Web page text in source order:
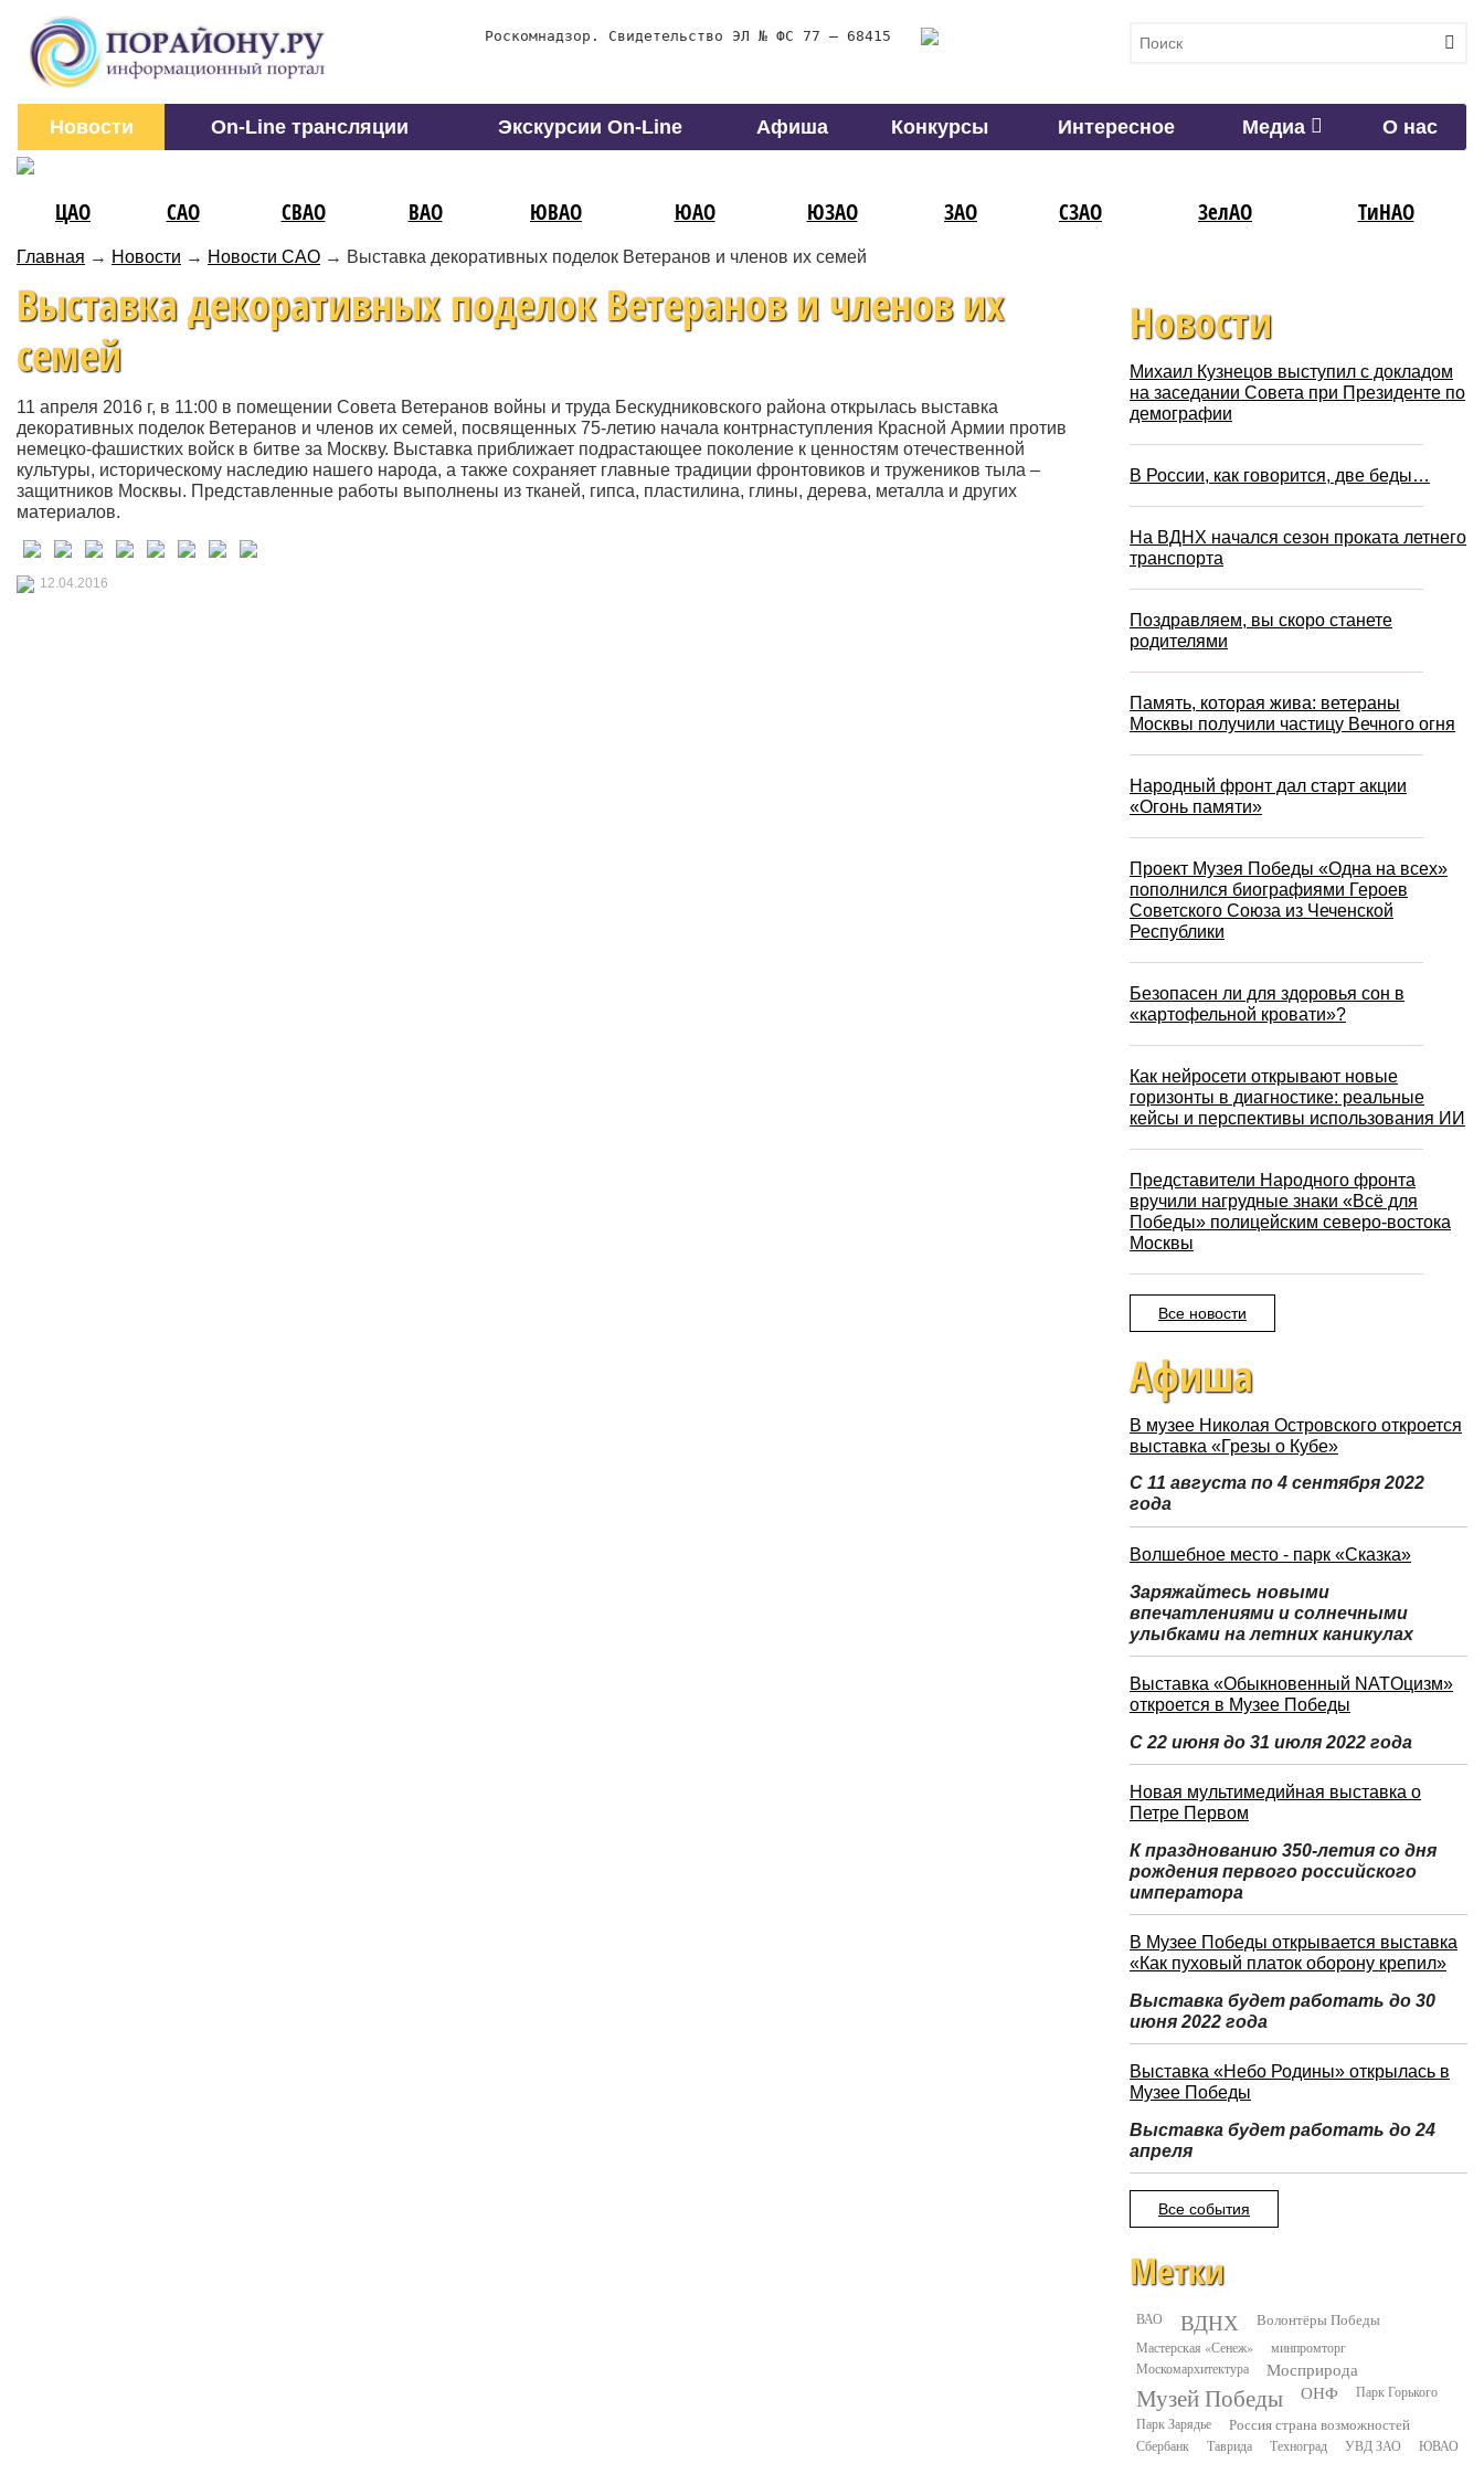
Роскомнадзор. Свидетельство ЭЛ № ФС 77 – 68415
Новости On-Line трансляции Экскурсии On-Line Афиша Конкурсы Интересное Медиа О нас
ЦАО САО СВАО ВАО ЮВАО ЮАО ЮЗАО ЗАО СЗАО ЗелАО ТиНАО
Главная → Новости → Новости САО → Выставка декоративных поделок Ветеранов и членов их семей
Выставка декоративных поделок Ветеранов и членов их
семей
11 апреля 2016 г, в 11:00 в помещении Совета Ветеранов войны и труда Бескудниковского района открылась выставка
декоративных поделок Ветеранов и членов их семей, посвященных 75-летию начала контрнаступления Красной Армии против
немецко-фашистких войск в битве за Москву. Выставка приближает подрастающее поколение к ценностям отечественной
культуры, историческому наследию нашего народа, а также сохраняет главные традиции фронтовиков и тружеников тыла –
защитников Москвы. Представленные работы выполнены из тканей, гипса, пластилина, глины, дерева, металла и других
материалов.
12.04.2016
Новости
Михаил Кузнецов выступил с докладом
на заседании Совета при Президенте по
демографии
В России, как говорится, две беды…
На ВДНХ начался сезон проката летнего
транспорта
Поздравляем, вы скоро станете
родителями
Память, которая жива: ветераны
Москвы получили частицу Вечного огня
Народный фронт дал старт акции
«Огонь памяти»
Проект Музея Победы «Одна на всех»
пополнился биографиями Героев
Советского Союза из Чеченской
Республики
Безопасен ли для здоровья сон в
«картофельной кровати»?
Как нейросети открывают новые
горизонты в диагностике: реальные
кейсы и перспективы использования ИИ
Представители Народного фронта
вручили нагрудные знаки «Всё для
Победы» полицейским северо-востока
Москвы
Все новости
Афиша
В музее Николая Островского откроется
выставка «Грезы о Кубе»
С 11 августа по 4 сентября 2022
года
Волшебное место - парк «Сказка»
Заряжайтесь новыми
впечатлениями и солнечными
улыбками на летних каникулах
Выставка «Обыкновенный NATOцизм»
откроется в Музее Победы
С 22 июня до 31 июля 2022 года
Новая мультимедийная выставка о
Петре Первом
К празднованию 350-летия со дня
рождения первого российского
императора
В Музее Победы открывается выставка
«Как пуховый платок оборону крепил»
Выставка будет работать до 30
июня 2022 года
Выставка «Небо Родины» открылась в
Музее Победы
Выставка будет работать до 24
апреля
Все события
Метки
ВАО ВДНХ Волонтёры Победы
Мастерская «Сенеж»
минпромторг
Москомархитектура
Мосприрода
Музей Победы ОНФ
Парк Горького
Парк Зарядье
Россия страна возможностей
Сбербанк Таврида Техноград УВД ЗАО ЮВАО